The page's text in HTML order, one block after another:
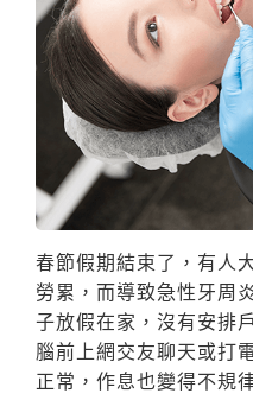
春節假期結束了，有人
勞累，而導致急性牙周
子放假在家，沒有安排
腦前上網交友聊天或打
正常，作息也變得不規